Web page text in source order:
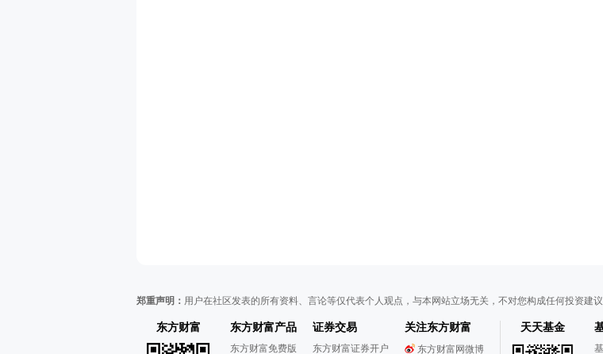
郑重声明： 用户在社区发表的所有资料、言论等仅代表个人观点，与本网站立场无关，不对您构成任何投资建
东方财富 东方财富产品
东方财富免费版
证券交易
东方财富证券开户
关注东方财富
东方财富网微博
天天基金